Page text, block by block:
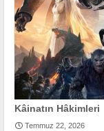
Kâinatın Hâkimleri
Temmuz 22, 2026